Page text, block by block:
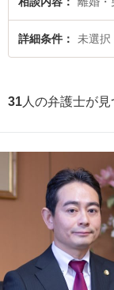
目されています。『大
問題のトラブルを今す
問題のトラブル解決の
詳細条件 未選択
31 人の弁護士が